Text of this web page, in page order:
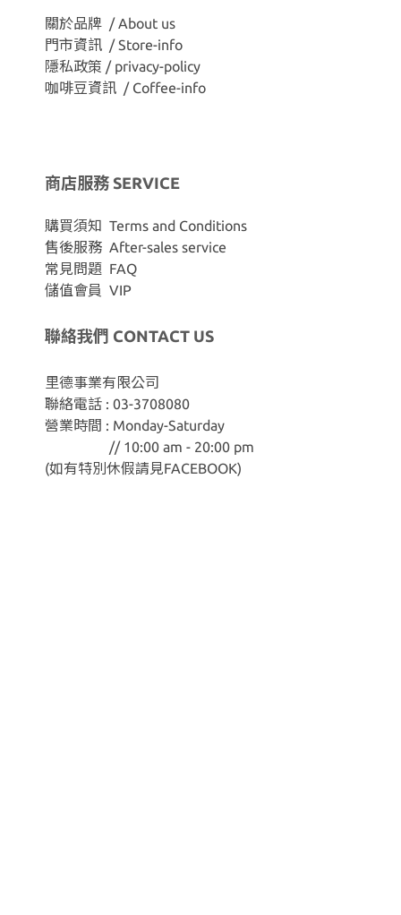
關於品牌 / About us
門市資訊 / Store-info
隱私政策 / privacy-policy
咖啡豆資訊 / Coffee-info
商店服務 SERVICE
購買須知 Terms and Conditions
售後服務 After-sales service
常見問題 FAQ
儲值會員 VIP
聯絡我們 CONTACT US
里德事業有限公司
聯絡電話 : 03-3708080
營業時間 : Monday-Saturday
// 10:00 am - 20:00 pm
(如有特別休假請見FACEBOOK)